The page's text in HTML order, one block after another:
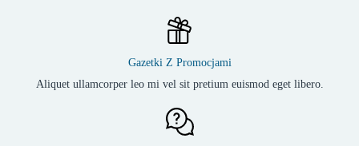
Gazetki Z Promocjami
Aliquet ullamcorper leo mi vel sit pretium euismod eget libero.